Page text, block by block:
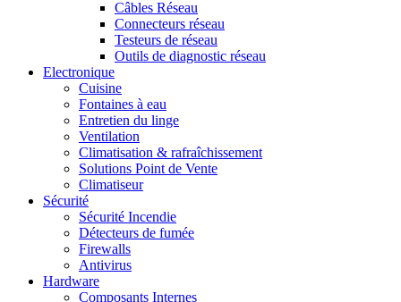
Câbles Réseau
Connecteurs réseau
Testeurs de réseau
Outils de diagnostic réseau
Electronique
Cuisine
Fontaines à eau
Entretien du linge
Ventilation
Climatisation & rafraîchissement
Solutions Point de Vente
Climatiseur
Sécurité
Sécurité Incendie
Détecteurs de fumée
Firewalls
Antivirus
Hardware
Composants Internes